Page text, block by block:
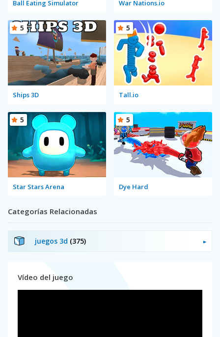
Ball Eating Simulator War Nations.io
Ships 3D
5
Tall.io
5
Star Stars Arena
5
Dye Hard
5
Categorías Relacionadas
juegos 3d (375)
Vídeo del juego